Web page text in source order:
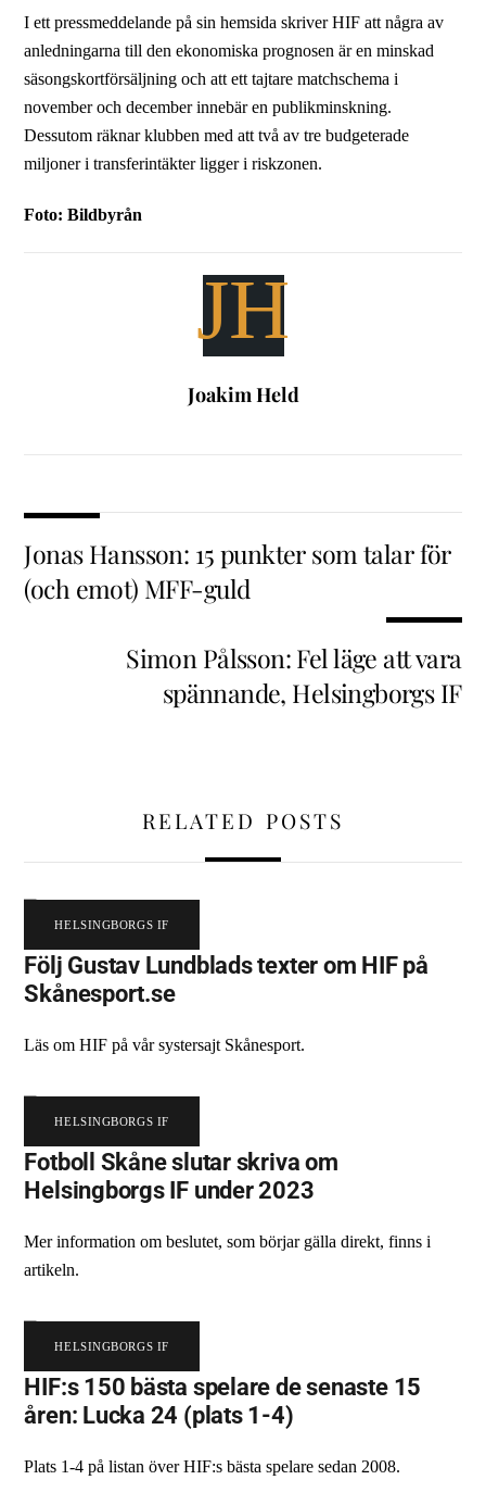
I ett pressmeddelande på sin hemsida skriver HIF att några av
anledningarna till den ekonomiska prognosen är en minskad
säsongskortförsäljning och att ett tajtare matchschema i
november och december innebär en publikminskning.
Dessutom räknar klubben med att två av tre budgeterade
miljoner i transferintäkter ligger i riskzonen.
Foto: Bildbyrån
JH
Joakim Held
Jonas Hansson: 15 punkter som talar för
(och emot) MFF-guld
Simon Pålsson: Fel läge att vara
spännande, Helsingborgs IF
RELATED POSTS
HELSINGBORGS IF
Följ Gustav Lundblads texter om HIF på
Skånesport.se
Läs om HIF på vår systersajt Skånesport.
HELSINGBORGS IF
Fotboll Skåne slutar skriva om
Helsingborgs IF under 2023
Mer information om beslutet, som börjar gälla direkt, finns i
artikeln.
HELSINGBORGS IF
HIF:s 150 bästa spelare de senaste 15
åren: Lucka 24 (plats 1-4)
Plats 1-4 på listan över HIF:s bästa spelare sedan 2008.